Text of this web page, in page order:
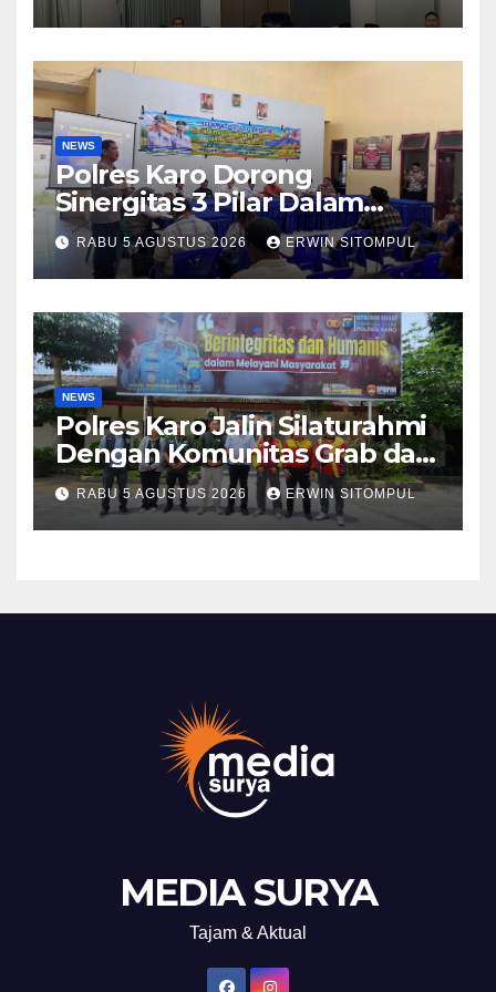
NEWS
Polres Karo Dorong
Sinergitas 3 Pilar Dalam
Pelatihan Pencengahan dan
Mitigasi Bencana Tahun 2026
RABU 5 AGUSTUS 2026 ERWIN SITOMPUL
NEWS
Polres Karo Jalin Silaturahmi
Dengan Komunitas Grab dan
Giseh, Perkuat Sinergi Jaga
Kamtibmas Jelang HUT RI
ke-81
RABU 5 AGUSTUS 2026 ERWIN SITOMPUL
MEDIA SURYA
Tajam & Aktual